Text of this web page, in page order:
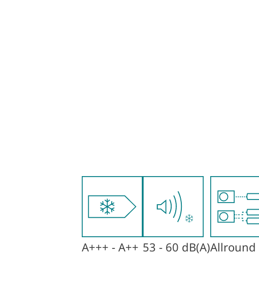
A+++ - A++ 53 - 60 dB(A)Allround